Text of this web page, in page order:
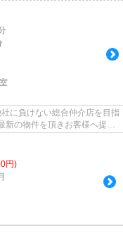
に負けない総合仲介店を目指
新の物件を頂きお客様へ提供
円)